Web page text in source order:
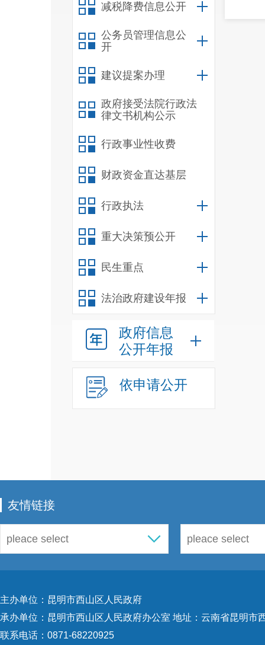
减税降费信息公开
公务员管理信息公
开
建议提案办理
政府接受法院行政法
律文书机构公示
行政事业性收费
财政资金直达基层
行政执法
重大决策预公开
民生重点
法治政府建设年报
政府信息
公开年报
依申请公开
友情链接
主办单位：昆明市西山区人民政府
承办单位：昆明市西山区人民政府办公室 地址：云南省昆明市
联系电话：0871-68220925